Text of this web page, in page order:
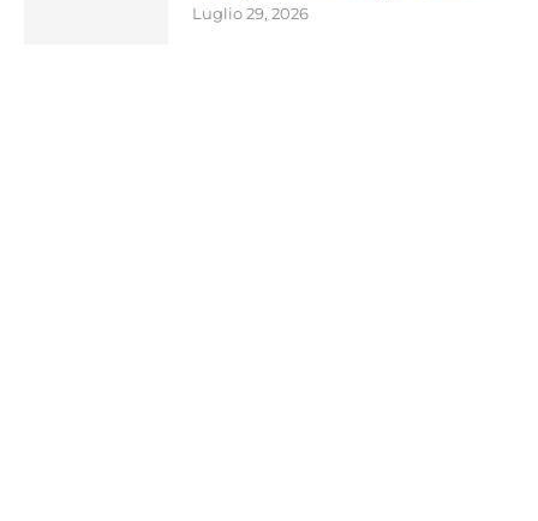
Luglio 29, 2026